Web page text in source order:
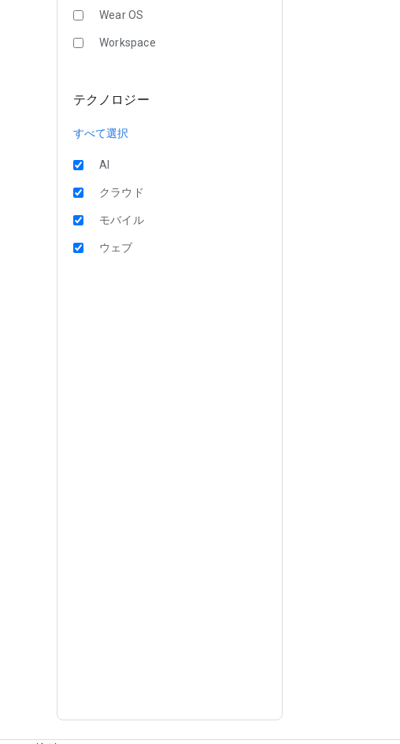
Wear OS
Workspace
テクノロジー
すべて選択
AI
クラウド
モバイル
ウェブ